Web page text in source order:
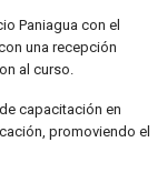
Paniagua con el
una recepción
al curso.
capacitación en
promoviendo el